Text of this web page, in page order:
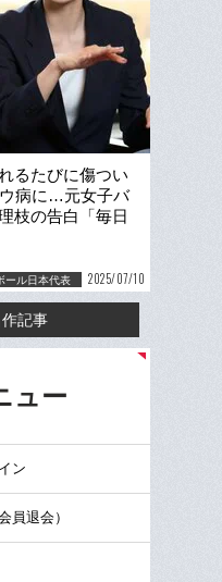
るたびに傷つい
病に…元女子バ
枝の告白「毎日
ール日本代表 2025/07/10
記事
ュー
ン
員退会）